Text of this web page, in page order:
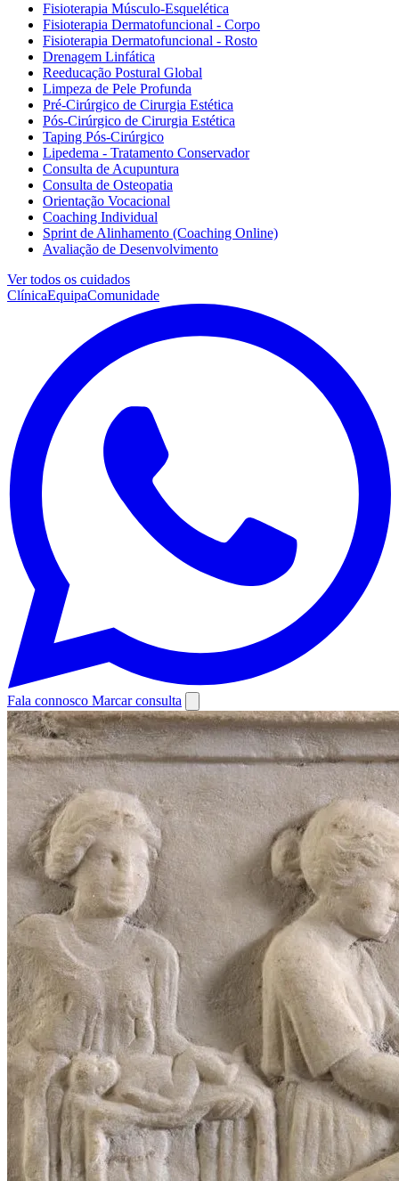
Fisioterapia Músculo-Esquelética
Fisioterapia Dermatofuncional - Corpo
Fisioterapia Dermatofuncional - Rosto
Drenagem Linfática
Reeducação Postural Global
Limpeza de Pele Profunda
Pré-Cirúrgico de Cirurgia Estética
Pós-Cirúrgico de Cirurgia Estética
Taping Pós-Cirúrgico
Lipedema - Tratamento Conservador
Consulta de Acupuntura
Consulta de Osteopatia
Orientação Vocacional
Coaching Individual
Sprint de Alinhamento (Coaching Online)
Avaliação de Desenvolvimento
Ver todos os cuidados
ClínicaEquipaComunidade
Fala connosco Marcar consulta